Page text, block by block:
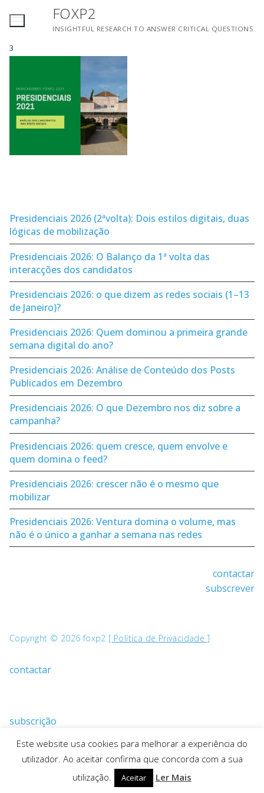
FOXP2
INSIGHTFUL RESEARCH TO ANSWER CRITICAL QUESTIONS
3
Presidenciais 2026 (2ªvolta): Dois estilos digitais, duas
lógicas de mobilização
Presidenciais 2026: O Balanço da 1ª volta das
interacções dos candidatos
Presidenciais 2026: o que dizem as redes sociais (1–13
de Janeiro)?
Presidenciais 2026: Quem dominou a primeira grande
semana digital do ano?
Presidenciais 2026: Análise de Conteúdo dos Posts
Publicados em Dezembro
Presidenciais 2026: O que Dezembro nos diz sobre a
campanha?
Presidenciais 2026: quem cresce, quem envolve e
quem domina o feed?
Presidenciais 2026: crescer não é o mesmo que
mobilizar
Presidenciais 2026: Ventura domina o volume, mas
não é o único a ganhar a semana nas redes
contactar
subscrever
Copyright © 2026 foxp2 [ Política de Privacidade ]
contactar
subscrição
Este website usa cookies para melhorar a experiência do
utilizador. Ao aceitar confirma que concorda com a sua
utilização.
Aceitar Ler Mais